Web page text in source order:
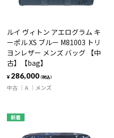
ルイ ヴィトン アエログラム キ
ーポル XS ブルー M81003 トリ
ヨンレザー メンズ バッグ 【中
古】【bag】
¥ 286,000（税込）
中古 A メンズ
新着